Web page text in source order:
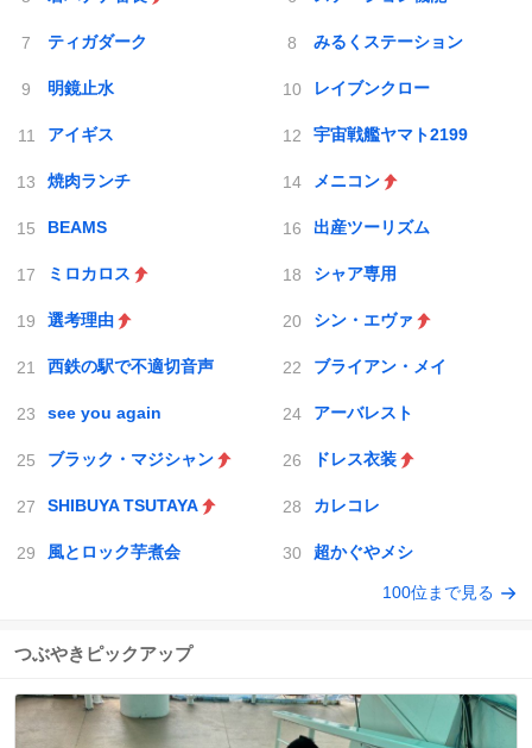
ティガダーク みるくステーション
明鏡止水 レイブンクロー
アイギス 宇宙戦艦ヤマト2199
焼肉ランチ メニコン
BEAMS 出産ツーリズム
ミロカロス シャア専用
選考理由 シン・エヴァ
西鉄の駅で不適切音声 ブライアン・メイ
see you again アーバレスト
ブラック・マジシャン ドレス衣装
SHIBUYA TSUTAYA カレコレ
風とロック芋煮会 超かぐやメシ
100位まで見る
つぶやきピックアップ